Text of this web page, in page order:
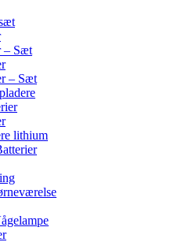
– Sæt
– Sæt
lithium